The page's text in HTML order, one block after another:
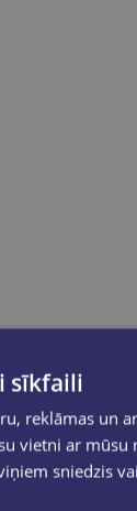
sīkfaili
reklāmas un
vietni ar mūsu
sniedzis